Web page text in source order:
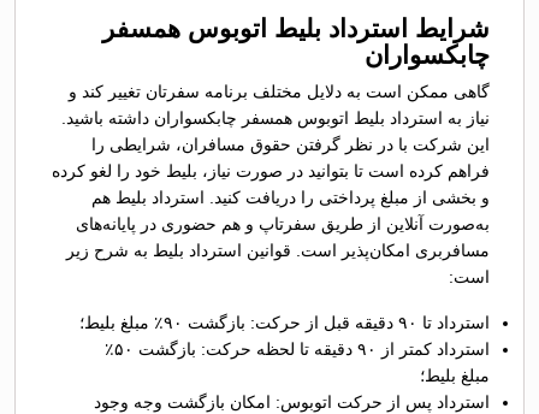
شرایط استرداد بلیط اتوبوس همسفر
چابکسواران
گاهی ممکن است به دلایل مختلف برنامه سفرتان تغییر کند و
نیاز به استرداد بلیط اتوبوس همسفر چابکسواران داشته باشید.
این شرکت با در نظر گرفتن حقوق مسافران، شرایطی را
فراهم کرده است تا بتوانید در صورت نیاز، بلیط خود را لغو کرده
و بخشی از مبلغ پرداختی را دریافت کنید. استرداد بلیط هم
به‌صورت آنلاین از طریق سفرتاپ و هم حضوری در پایانه‌های
مسافربری امکان‌پذیر است. قوانین استرداد بلیط به شرح زیر
است:
استرداد تا ۹۰ دقیقه قبل از حرکت: بازگشت ۹۰٪ مبلغ بلیط؛
استرداد کمتر از ۹۰ دقیقه تا لحظه حرکت: بازگشت ۵۰٪
مبلغ بلیط؛
استرداد پس از حرکت اتوبوس: امکان بازگشت وجه وجود